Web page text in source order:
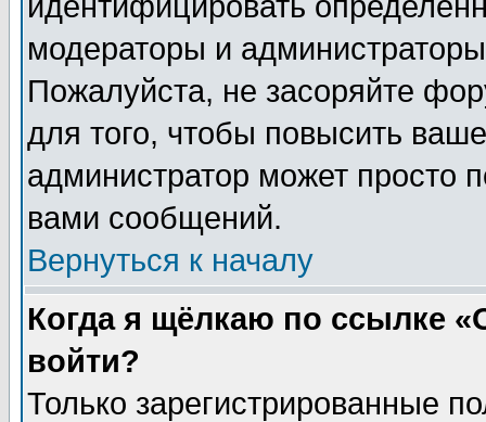
модераторы и
Пожалуйста, не засоряйте
для того, чтобы повысить
администратор может просто
вами сообщений.
Вернуться к началу
Когда я щёлкаю по ссылке
войти?
Только зарегистрированные